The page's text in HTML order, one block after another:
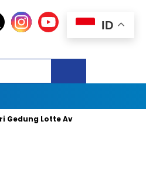
Lotte Avenue: Kronologi,
ID